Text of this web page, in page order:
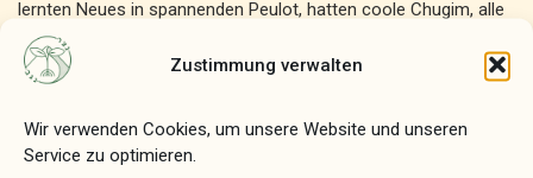
Zustimmung verwalten
Wir verwenden Cookies, um unsere Website und unseren
Service zu optimieren.
lernten Neues in spannenden Peulot, hatten coole Chugim, alle
möglichen großartigen All-Camp-Activities und richtig Glück mit
dem Wetter, so dass sehr viel Programm draußen stattfinden
Außerdem unternahmen wir einen Ausflug in eine nahegelegene
Stadt sowie einen ins Freibad. Die älteste Gruppe hatte die